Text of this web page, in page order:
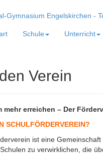
Schule Unterricht
Verein
mehr erreichen – Der
SCHULFÖRDERVEREIN?
ist eine
zu verwirklichen, die